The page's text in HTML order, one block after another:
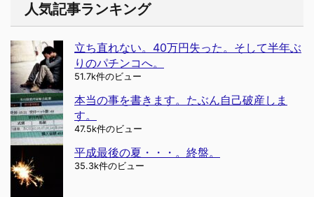
人気記事ランキング
立ち直れない。40万円失った。そして半年ぶ
りのパチンコへ。
51.7k件のビュー
本当の事を書きます。たぶん自己破産しま
す。
47.5k件のビュー
平成最後の夏・・・。終盤。
35.3k件のビュー